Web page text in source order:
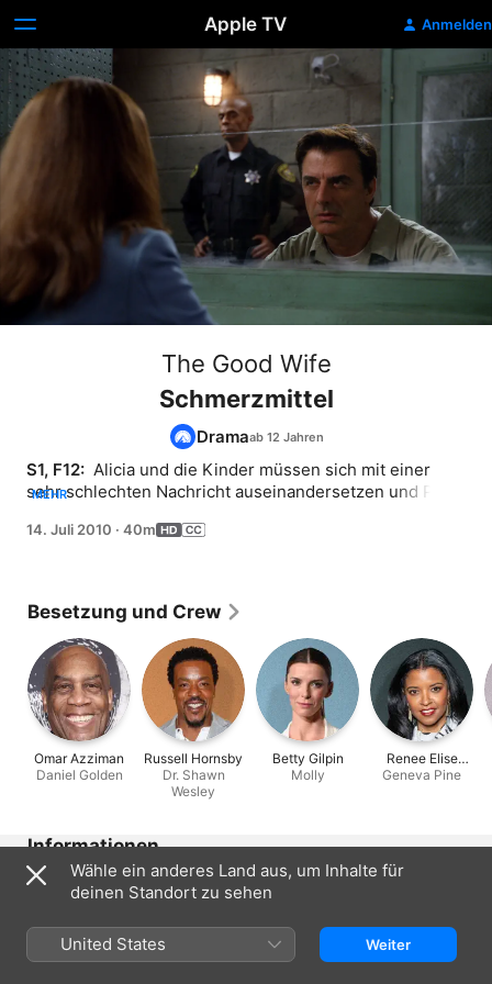
Apple TV Anmelden
The Good Wife
Schmerzmittel
Drama
S1, F12: Alicia und die Kinder müssen sich mit einer
sehr schlechten Nachricht auseinandersetzen und Peter
Arzt vertreten, der einem Highschool-Quarterback
MEHR
14. Juli 2010 · 40m
Besetzung und Crew
Omar Azziman
Daniel Golden
Russell Hornsby
Dr. Shawn
Wesley
Betty Gilpin
Molly
Renee Elise
Goldsberry
Geneva Pine
Informationen
Erschienen
Dauer
40 Min.
Wähle ein anderes Land aus, um Inhalte für
deinen Standort zu sehen
United States Weiter